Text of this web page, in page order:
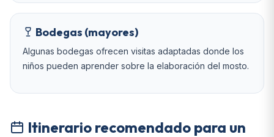
Bodegas (mayores)
Algunas bodegas ofrecen visitas adaptadas donde los
niños pueden aprender sobre la elaboración del mosto.
Itinerario recomendado para un